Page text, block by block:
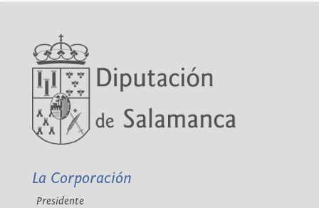
La Corporación
Presidente